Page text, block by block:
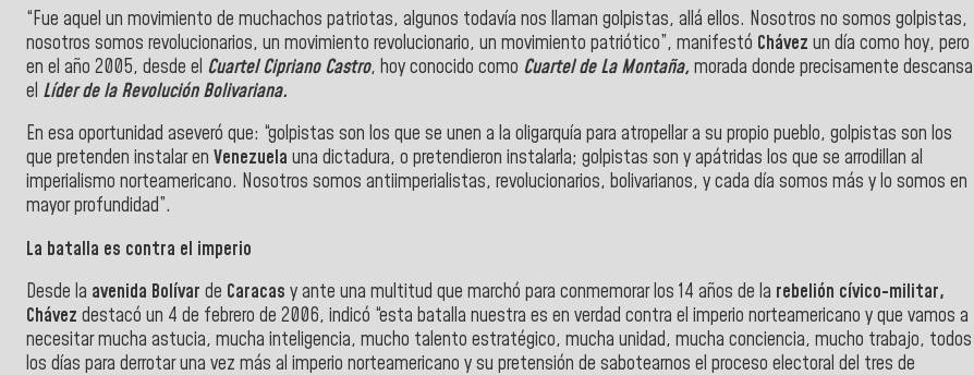
“Fue aquel un movimiento de muchachos patriotas, algunos todavía nos llaman golpistas, allá ellos. Nosotros no somos golpistas,
nosotros somos revolucionarios, un movimiento revolucionario, un movimiento patriótico”, manifestó Chávez un día como hoy, pero
en el año 2005, desde el Cuartel Cipriano Castro, hoy conocido como Cuartel de La Montaña, morada donde precisamente descansa
el Líder de la Revolución Bolivariana.
En esa oportunidad aseveró que: “golpistas son los que se unen a la oligarquía para atropellar a su propio pueblo, golpistas son los
que pretenden instalar en Venezuela una dictadura, o pretendieron instalarla; golpistas son y apátridas los que se arrodillan al
imperialismo norteamericano. Nosotros somos antiimperialistas, revolucionarios, bolivarianos, y cada día somos más y lo somos en
mayor profundidad”.
La batalla es contra el imperio
Desde la avenida Bolívar de Caracas y ante una multitud que marchó para conmemorar los 14 años de la rebelión cívico-militar,
Chávez destacó un 4 de febrero de 2006, indicó “esta batalla nuestra es en verdad contra el imperio norteamericano y que vamos a
necesitar mucha astucia, mucha inteligencia, mucho talento estratégico, mucha unidad, mucha conciencia, mucho trabajo, todos
los días para derrotar una vez más al imperio norteamericano y su pretensión de sabotearnos el proceso electoral del tres de